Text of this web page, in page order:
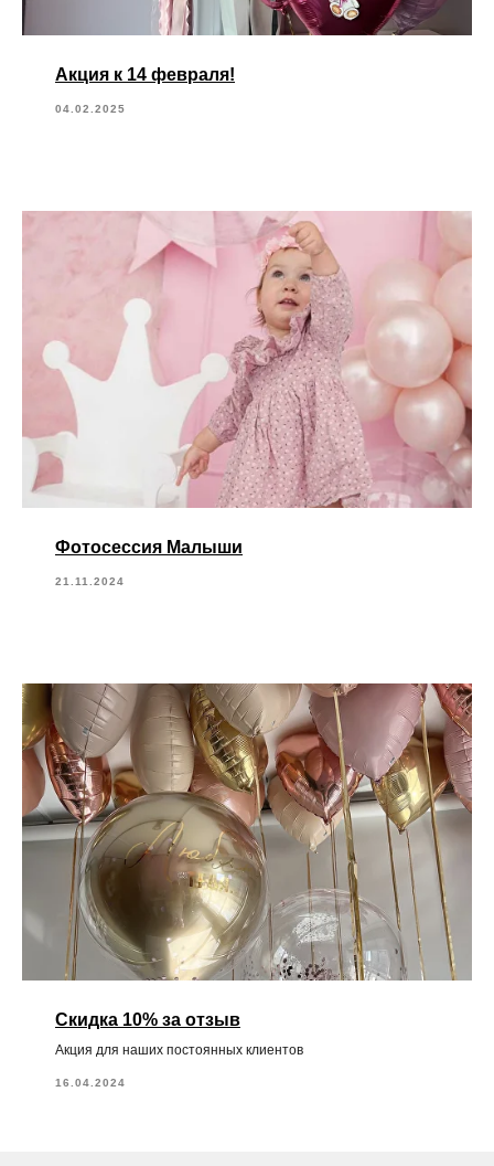
Акция к 14 февраля!
04.02.2025
Фотосессия Малыши
21.11.2024
Скидка 10% за отзыв
Акция для наших постоянных клиентов
16.04.2024